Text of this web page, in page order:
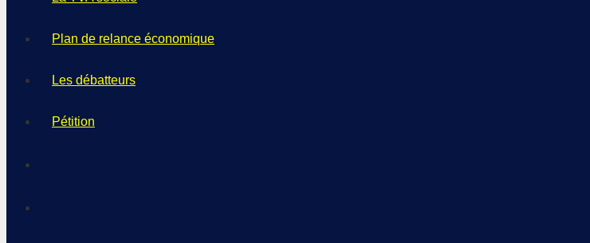
Plan de relance économique
Les débatteurs
Pétition